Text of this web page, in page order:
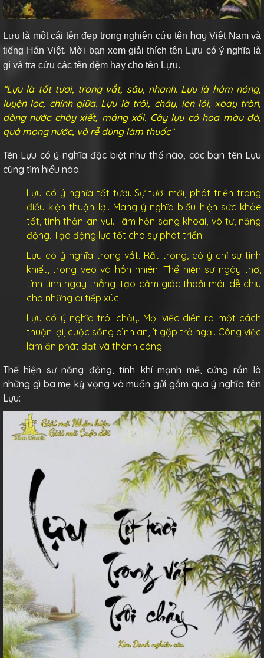
Lựu là một cái tên đẹp trong nghiên cứu tên hay Việt Nam và
tiếng Hán Việt. Mời bạn xem giải thích tên Lựu có ý nghĩa là
gì và tra cứu các tên đệm hay cho tên Lựu.
“Lựu là tốt tươi, trong vắt, sâu, nhanh. Lựu là hâm nóng,
luyện lọc, chính giữa. Lựu là trôi, chảy, len lỏi, xoay tròn,
dòng nước chảy xiết, máng xối. Cây lựu có hoa màu đỏ,
quả mọng nước, vỏ rễ dùng làm thuốc”
Tên Lựu có ý nghĩa đặc biệt như thế nào, các bạn tên Lựu
cùng tìm hiểu nào.
Lựu có ý nghĩa tốt tươi. Sự tươi mới, phát triển trong
điều kiện thuận lợi. Mang ý nghĩa biểu hiện sức khỏe
tốt, tinh thần an vui. Tâm hồn sảng khoái, vô tư, năng
động. Tạo động lực tốt cho sự phát triển.
Lựu có ý nghĩa trong vắt. Rất trong, có ý chỉ sự tinh
khiết, trong veo và hồn nhiên. Thể hiện sự ngây thơ,
tính tình ngay thẳng, tạo cảm giác thoải mái, dễ chịu
cho những ai tiếp xúc.
Lựu có ý nghĩa trôi chảy. Mọi việc diễn ra một cách
thuận lợi, cuộc sống bình an, ít gặp trở ngại. Công việc
làm ăn phát đạt và thành công.
Thể hiện sự năng động, tính khí mạnh mẽ, cứng rắn là
những gì ba mẹ kỳ vọng và muốn gửi gắm qua ý nghĩa tên
Lựu: